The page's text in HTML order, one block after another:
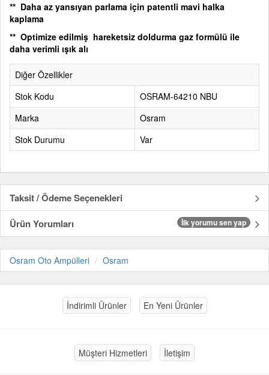
** Daha az yansıyan parlama için patentli mavi halka
kaplama
** Optimize edilmiş hareketsiz doldurma gaz formülü ile
daha verimli ışık alı
Diğer Özellikler
Stok Kodu
OSRAM-64210 NBU
Marka
Osram
Stok Durumu
Var
Taksit / Ödeme Seçenekleri
Ürün Yorumları
İlk yorumu sen yap
Osram Oto Ampülleri Osram
İndirimli Ürünler En Yeni Ürünler
Müşteri Hizmetleri İletişim